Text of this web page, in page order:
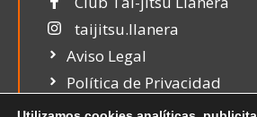
taijitsu.llanera
Aviso Legal
Política de Privacidad
Política de Cookies